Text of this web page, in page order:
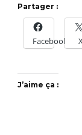
Partager :
Facebook
J’aime ça :